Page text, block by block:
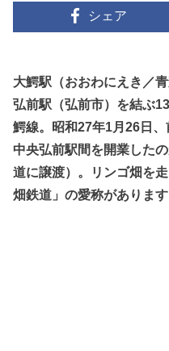
シェア
大鰐駅（おおわにえき／
弘前駅（弘前市）を結ぶ
鰐線。昭和27年1月26日
中央弘前駅間を開業した
道に譲渡）。リンゴ畑を
畑鉄道」の愛称があります